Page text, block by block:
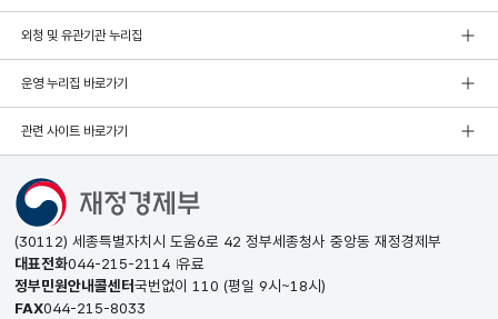
외청 및 유관기관 누리집
운영 누리집 바로가기
관련 사이트 바로가기
(30112) 세종특별자치시 도움6로 42 정부세종청사 중앙동 재정경제부
대표전화044-215-2114 유료
정부민원안내콜센터국번없이 110 (평일 9시~18시)
FAX044-215-8033